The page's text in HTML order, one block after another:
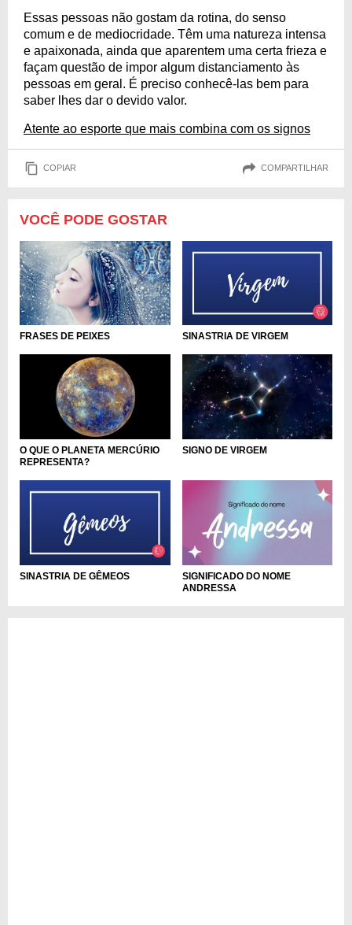
Essas pessoas não gostam da rotina, do senso
comum e de mediocridade. Têm uma natureza intensa
e apaixonada, ainda que aparentem uma certa frieza e
façam questão de impor algum distanciamento às
pessoas em geral. É preciso conhecê-las bem para
saber lhes dar o devido valor.
Atente ao esporte que mais combina com os signos
COPIAR COMPARTILHAR
VOCÊ PODE GOSTAR
FRASES DE PEIXES SINASTRIA DE VIRGEM
O QUE O PLANETA MERCÚRIO
REPRESENTA?
SIGNO DE VIRGEM
SINASTRIA DE GÊMEOS
SIGNIFICADO DO NOME
ANDRESSA